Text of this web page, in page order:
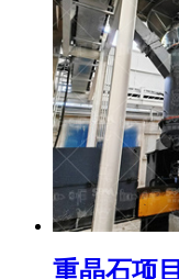
重晶石项